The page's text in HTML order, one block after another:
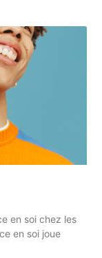
en soi chez les
en soi joue